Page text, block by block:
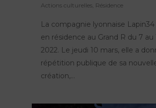
Actions culturelles Résidence
La compagnie lyonnaise
en résidence au Grand R du 7 au
2022. Le jeudi 10 mars, elle a
répétition publique de sa
création,…